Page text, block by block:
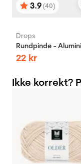
Vurdering:
3.9(40)
ud af 5 stjerner
Drops
Rundpinde -
22 kr
Ikke korrekt?